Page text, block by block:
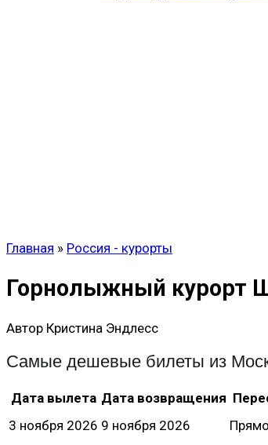
Главная » Россия - курорты
Горнолыжный курорт
Автор Кристина Эндлесс
Самые дешевые билеты из
Дата вылета Дата возвращения
3 ноября 2026 9 ноября 2026